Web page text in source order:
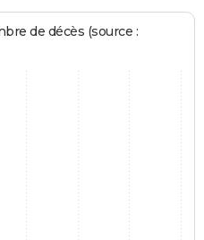
de décès (source :